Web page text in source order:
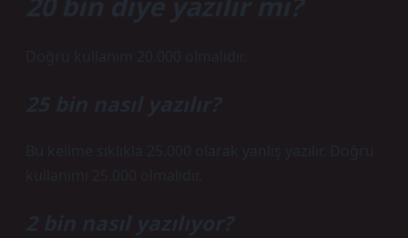
Doğru kullanım 20.000 olmalıdır.
25 bin nasıl yazılır?
Bu kelime sıklıkla 25.000 olarak yanlış yazılır. Doğru
kullanımı 25.000 olmalıdır.
2 bin nasıl yazılıyor?